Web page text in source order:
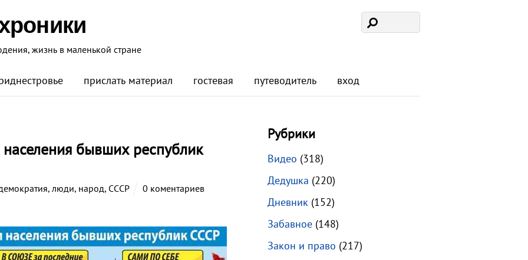
жизнь в маленькой стране
прислать материал гостевая путеводитель вход
бывших республик
, люди, народ, СССР 0 коментариев
Рубрики
Видео (318)
Дедушка (220)
Дневник(152)
Забавное(148)
Закон и право (217)